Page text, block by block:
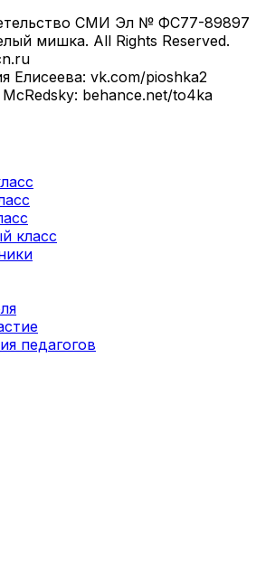
СМИ Эл № ФС77-89897
мишка. All Rights Reserved.
Елисеева: vk.com/pioshka2
behance.net/to4ka
класс
педагогов